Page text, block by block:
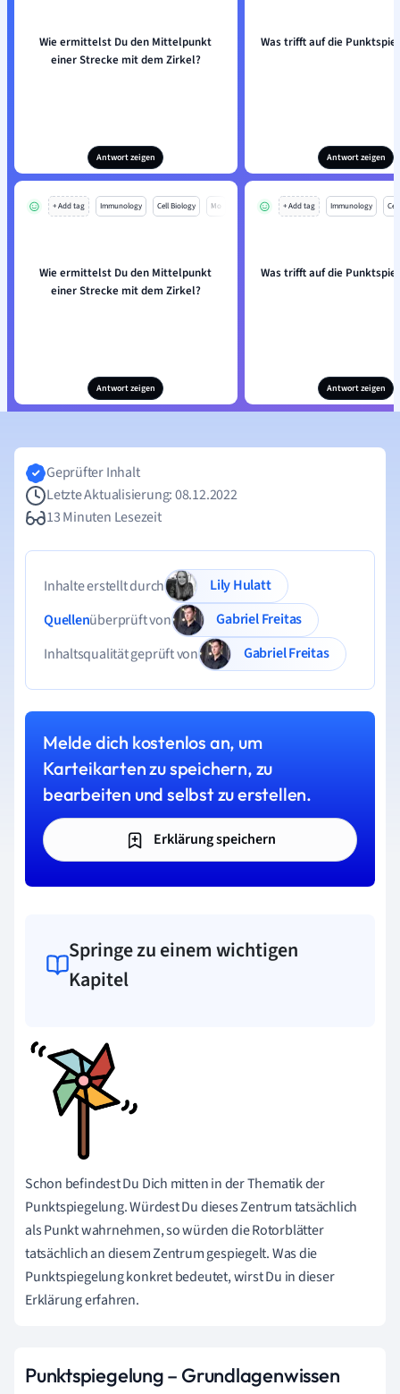
Wie ermittelst Du den Mittelpunkt
einer Strecke mit dem Zirkel?
Antwort zeigen
Was trifft auf die
Antwort zeigen
+ Add tag Immunology Cell Biology Mo
Wie ermittelst Du den Mittelpunkt
einer Strecke mit dem Zirkel?
Antwort zeigen
+ Add tag Immunology
Was trifft auf die
Antwort zeigen
Geprüfter Inhalt
Letzte Aktualisierung: 08.12.2022
13 Minuten Lesezeit
Inhalte erstellt durch
Lily Hulatt
Quellenüberprüft von
Gabriel Freitas
Inhaltsqualität geprüft von
Gabriel Freitas
Melde dich kostenlos an, um
Karteikarten zu speichern, zu
bearbeiten und selbst zu erstellen.
Erklärung speichern
Springe zu einem wichtigen
Kapitel
Schon befindest Du Dich mitten in der Thematik der
Punktspiegelung. Würdest Du dieses Zentrum tatsächlich
als Punkt wahrnehmen, so würden die Rotorblätter
tatsächlich an diesem Zentrum gespiegelt. Was die
Punktspiegelung konkret bedeutet, wirst Du in dieser
Erklärung erfahren.
Punktspiegelung – Grundlagenwissen